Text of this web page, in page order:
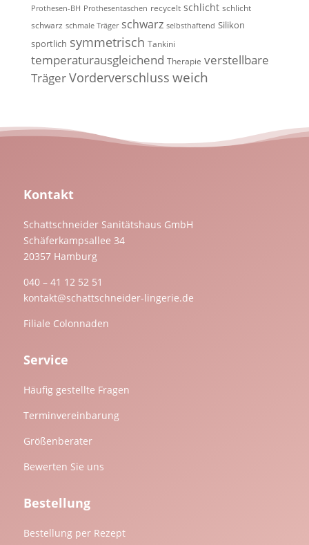
Prothesen-BH Prothesentaschen recycelt schlicht schlicht
schwarz schmale Träger schwarz selbsthaftend Silikon
sportlich symmetrisch Tankini
temperaturausgleichend Therapie verstellbare
TrägerVorderverschluss weich
Kontakt
Schattschneider Sanitätshaus GmbH
Schäferkampsallee 34
20357 Hamburg
040 – 41 12 52 51
kontakt@schattschneider-lingerie.de
Filiale Colonnaden
Service
Häufig gestellte Fragen
Terminvereinbarung
Größenberater
Bewerten Sie uns
Bestellung
Bestellung per Rezept